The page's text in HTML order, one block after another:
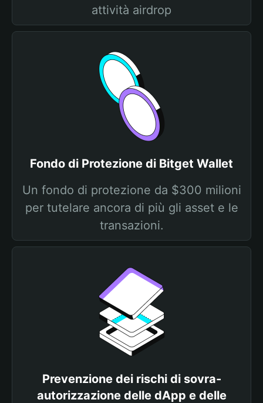
attività airdrop
Fondo di Protezione di Bitget Wallet
Un fondo di protezione da $300 milioni
per tutelare ancora di più gli asset e le
transazioni.
Prevenzione dei rischi di sovra-
autorizzazione delle dApp e delle